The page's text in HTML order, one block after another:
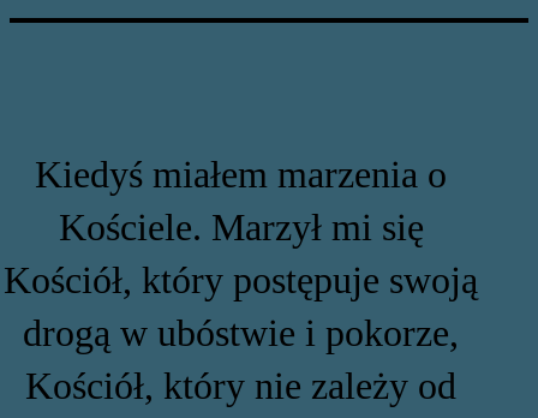
Kiedyś miałem marzenia o
Kościele. Marzył mi się
Kościół, który postępuje swoją
drogą w ubóstwie i pokorze,
Kościół, który nie zależy od